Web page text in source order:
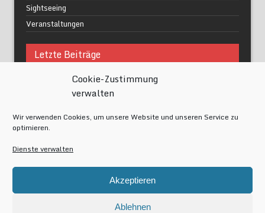
Cookie-Zustimmung
verwalten
Wir verwenden Cookies, um unsere Website und unseren Service zu
optimieren.
Dienste verwalten
Akzeptieren
Ablehnen
Sightseeing
Veranstaltungen
Letzte Beiträge
Was macht urbane Lebensqualität wirklich aus?
Grüne Oasen in Berlin
Festival of Lights Berlin 2024
Gesund schlafen im modernen Alltag